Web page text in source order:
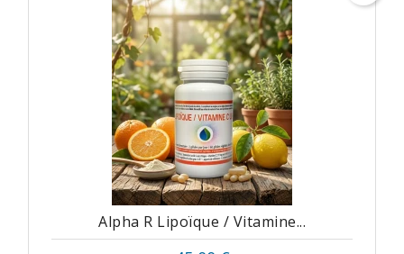
Alpha R Lipoïque / Vitamine...